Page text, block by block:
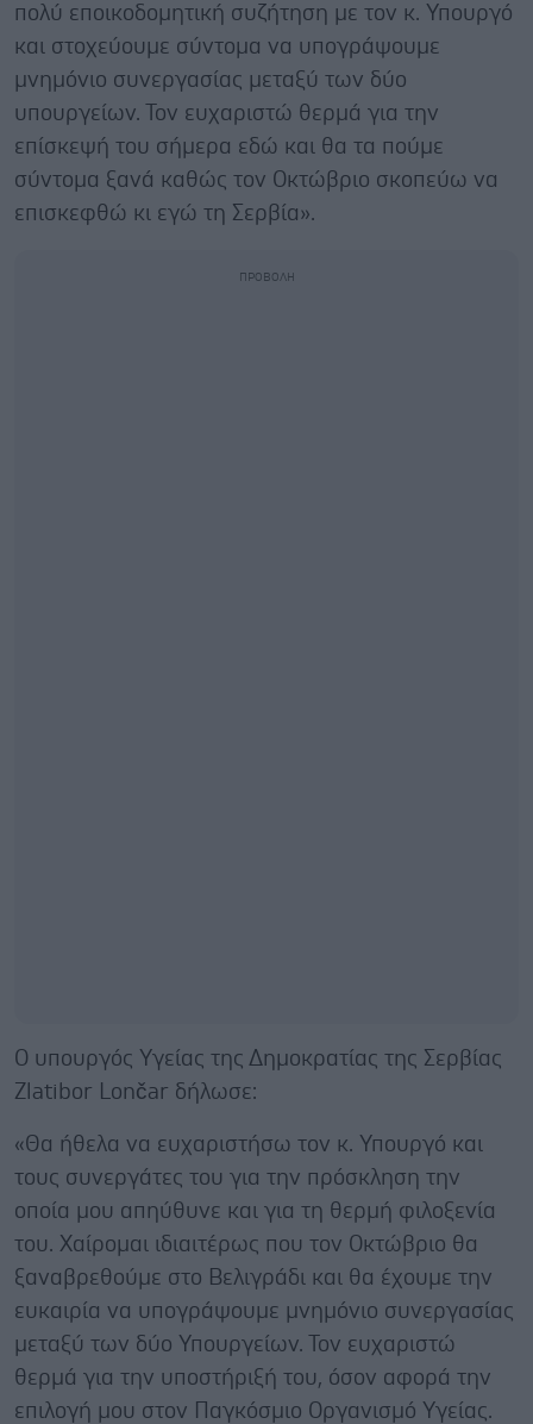
πολύ εποικοδομητική συζήτηση με τον κ. Υπουργό
και στοχεύουμε σύντομα να υπογράψουμε
μνημόνιο συνεργασίας μεταξύ των δύο
υπουργείων. Τον ευχαριστώ θερμά για την
επίσκεψή του σήμερα εδώ και θα τα πούμε
σύντομα ξανά καθώς τον Οκτώβριο σκοπεύω να
επισκεφθώ κι εγώ τη Σερβία».
Ο υπουργός Υγείας της Δημοκρατίας της Σερβίας
Zlatibor Lončar δήλωσε:
«Θα ήθελα να ευχαριστήσω τον κ. Υπουργό και
τους συνεργάτες του για την πρόσκληση την
οποία μου απηύθυνε και για τη θερμή φιλοξενία
του. Χαίρομαι ιδιαιτέρως που τον Οκτώβριο θα
ξαναβρεθούμε στο Βελιγράδι και θα έχουμε την
ευκαιρία να υπογράψουμε μνημόνιο συνεργασίας
μεταξύ των δύο Υπουργείων. Τον ευχαριστώ
θερμά για την υποστήριξή του, όσον αφορά την
επιλογή μου στον Παγκόσμιο Οργανισμό Υγείας.